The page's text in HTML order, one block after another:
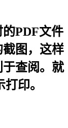
PDF文件
图，这样
查阅。就
印。